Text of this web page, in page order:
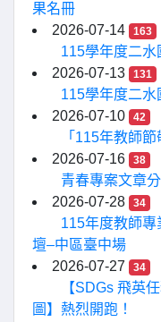
果名冊
2026-07-14
163
115學年度二
2026-07-13
131
115學年度二
2026-07-10
42
「115年教師節
2026-07-16
38
青春專案文章
2026-07-28
34
115年度教師
壇–中區臺中場
2026-07-27
34
【SDGs 飛英
圖】熱烈開跑！